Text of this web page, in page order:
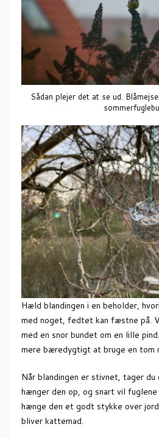
Sådan plejer det at se ud.
Hæld blandingen i en beholder,
med noget, fedtet kan fæstne på.
med en snor bundet om en lille
mere bæredygtigt at bruge en tom
Når blandingen er stivnet, tager du
hænger den op, og snart vil
hænge den et godt stykke over
bliver kattemad.